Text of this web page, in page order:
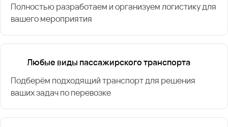
Полностью разработаем и организуем логистику для
вашего мероприятия
Любые виды пассажирского транспорта
Подберём подходящий транспорт для решения
ваших задач по перевозке